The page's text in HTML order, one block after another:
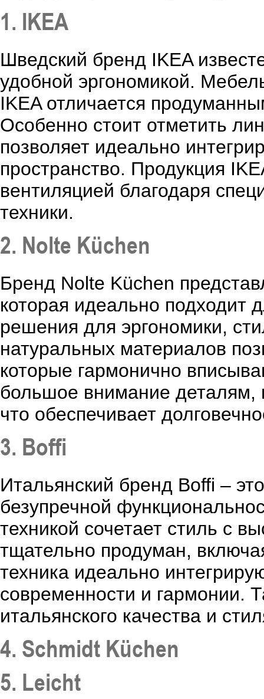
1. IKEA
Шведский бренд IKEA
удобной эргономикой.
IKEA отличается
Особенно стоит отметить
позволяет идеально
пространство. Продукция
вентиляцией благодаря
техники.
2. Nolte Küchen
Бренд Nolte Küchen
которая идеально подходит
решения для эргономики,
натуральных материалов
которые гармонично
большое внимание деталям,
что обеспечивает
3. Boffi
Итальянский бренд Boffi –
безупречной
техникой сочетает стиль с
тщательно продуман,
техника идеально
современности и гармонии.
итальянского качества и
4. Schmidt Küchen
5. Leicht